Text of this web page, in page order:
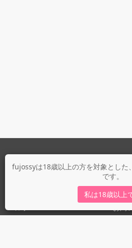
fujossyは18歳以上の方を対象とした
です。
私は18歳以上
fujossyについて